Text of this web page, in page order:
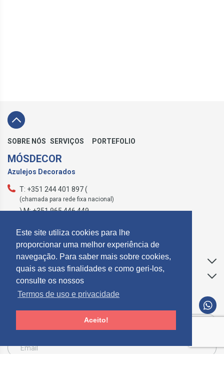
Este site utiliza cookies para lhe
proporcionar uma melhor experiência de
navegação. Para saber mais sobre cookies,
quais as suas finalidades e como geri-los,
consulte os nossos
Termos de uso e privacidade
Aceito!
SOBRE NÓS SERVIÇOS PORTEFOLIO
MÓSDECOR
Azulejos Decorados
T: +351 244 401 897 (
(chamada para rede fixa nacional)
) M: +351 965 446 449
Apoio ao Cliente
Informações
SUBCREVER NEWSLETTER